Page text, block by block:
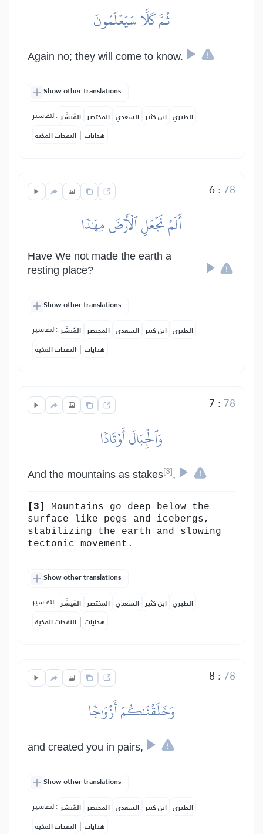
ثُمَّ كَلَّا سَيَعۡلَمُونَ
Again no; they will come to know.
Show other translations
التفاسير: المُيسَّر المختصر السعدي ابن كثير الطبري
النفحات المكية | هدايات
6: 78
أَلَمۡ نَجۡعَلِ ٱلۡأَرۡضَ مِهَٰدٗا
Have We not made the earth a
resting place?
Show other translations
التفاسير: المُيسَّر المختصر السعدي ابن كثير الطبري
النفحات المكية | هدايات
7 : 78
وَٱلۡجِبَالَ أَوۡتَادٗا
And the mountains as stakes[3] ,
[3]
Mountains go deep below the
surface like pegs and icebergs,
stabilizing the earth and slowing
tectonic movement.
Show other translations
التفاسير: المُيسَّر المختصر السعدي ابن كثير الطبري
النفحات المكية | هدايات
8 : 78
وَخَلَقۡنَٰكُمۡ أَزۡوَٰجٗا
and created you in pairs,
Show other translations
التفاسير: المُيسَّر المختصر السعدي ابن كثير الطبري
النفحات المكية | هدايات